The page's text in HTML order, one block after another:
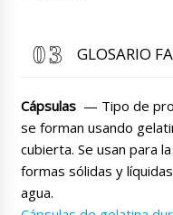
GLOSARIO
Cápsulas — Tipo de
se forman usando
cubierta. Se usan para
formas sólidas y
agua.
¡Buenas
GN-28 se
Póngase en
Querido Roman.